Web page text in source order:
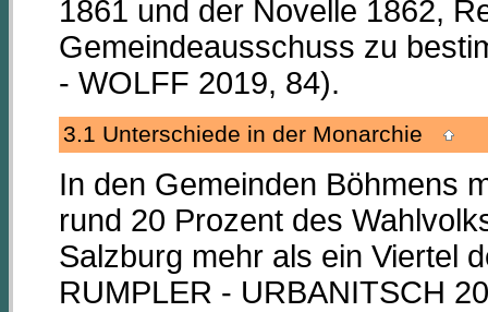
1861 und der Novelle 1862,
Gemeindeausschuss zu
- WOLFF 2019, 84).
3.1 Unterschiede in der Monarchie
In den Gemeinden Böhmens
rund 20 Prozent des
Salzburg mehr als ein Viertel
RUMPLER - URBANITSCH